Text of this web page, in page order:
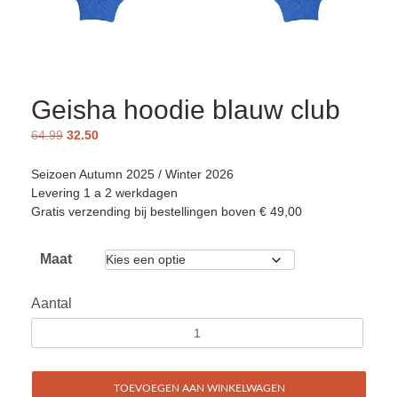
Geisha hoodie blauw club
64.99 32.50
Seizoen Autumn 2025 / Winter 2026
Levering 1 a 2 werkdagen
Gratis verzending bij bestellingen boven € 49,00
Maat
Aantal
TOEVOEGEN AAN WINKELWAGEN